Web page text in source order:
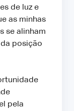
de luz e
as minhas
se alinham
posição
pela